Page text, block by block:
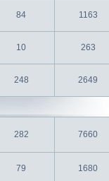
84 1163
10 263
248 2649
282 7660
79 1680